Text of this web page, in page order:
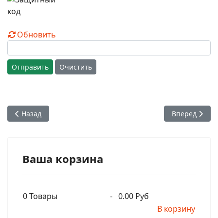
Обновить
Отправить Очистить
Предыдущий: Кришнананда дас - Духовный воин. О Радха-
Назад Следующий:
Вперед
Ваша корзина
0Товары - 0.00 Руб
В корзину